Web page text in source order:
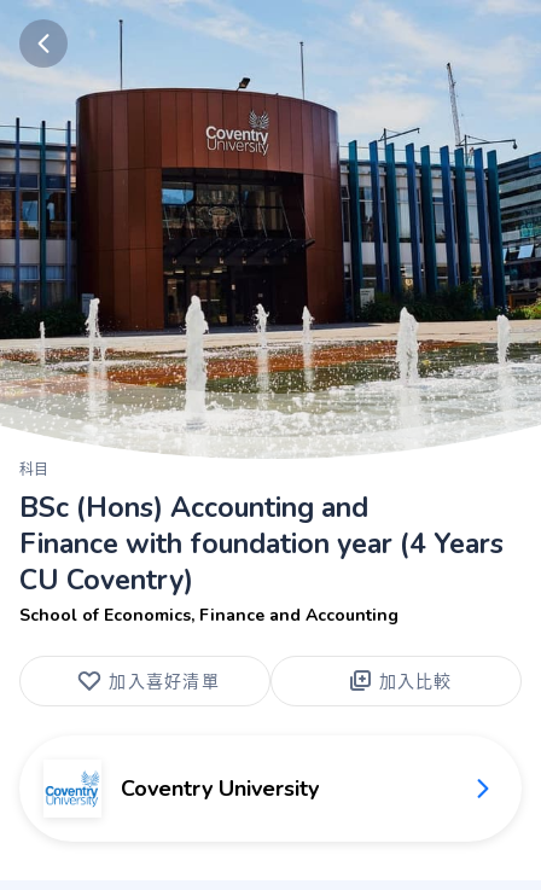
科目
BSc (Hons) Accounting and
Finance with foundation year (4 Years
CU Coventry)
School of Economics, Finance and Accounting
加入喜好清單 加入比較
Coventry University